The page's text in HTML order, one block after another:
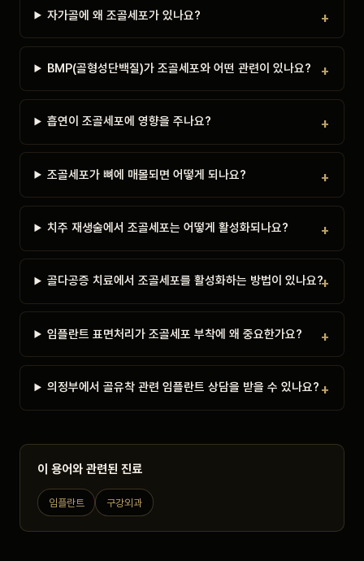
자가골에 왜 조골세포가 있나요?
BMP(골형성단백질)가 조골세포와 어떤 관련이 있나요?
흡연이 조골세포에 영향을 주나요?
조골세포가 뼈에 매몰되면 어떻게 되나요?
치주 재생술에서 조골세포는 어떻게 활성화되나요?
골다공증 치료에서 조골세포를 활성화하는 방법이 있나요?
임플란트 표면처리가 조골세포 부착에 왜 중요한가요?
의정부에서 골유착 관련 임플란트 상담을 받을 수 있나요?
이 용어와 관련된 진료
임플란트 구강외과